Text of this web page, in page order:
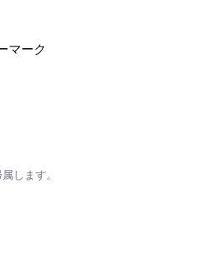
マーク
します。